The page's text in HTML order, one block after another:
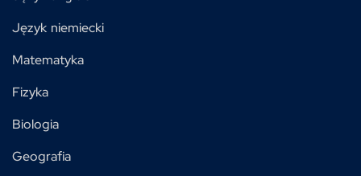
Język niemiecki
Matematyka
Fizyka
Biologia
Geografia